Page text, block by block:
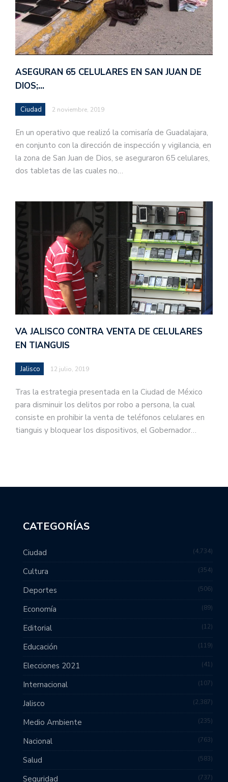
ASEGURAN 65 CELULARES EN SAN JUAN DE
DIOS;…
Ciudad 2 noviembre, 2019
En un operativo que realizó la comisaría de Guadalajara,
en conjunto con la dirección de inspección y vigilancia, en
la zona de San Juan de Dios, se aseguraron 65 celulares,
dos tabletas de las cuales no…
VA JALISCO CONTRA VENTA DE CELULARES
EN TIANGUIS
Jalisco 12 julio, 2019
Tras la estrategia presentada en la Ciudad de México
para disminuir los delitos por robo a persona, la cual
consiste en prohibir la venta de teléfonos celulares en
tianguis y bloquear los dispositivos, el Gobernador…
CATEGORÍAS
Ciudad 4,734
Cultura 354
Deportes 506
Economía 89
Editorial 12
Educación 119
Elecciones 2021 41
Internacional 107
Jalisco 2,387
Medio Ambiente 235
Nacional 763
Salud 583
Seguridad 737